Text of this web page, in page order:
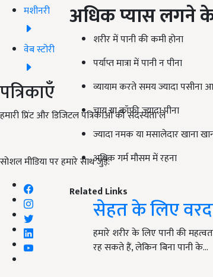
मशीनरी
वेब स्टोरी
पत्रिकाएँ
हमारी प्रिंट और डिजिटल पत्रिकाओं की सदस्यता लें
सोशल मीडिया पर हमारे साथ जुड़ें:
अधिक प्यास लगने
शरीर में पानी की कमी होना
पर्याप्त मात्रा में पानी न पीना
व्यायाम करते समय ज्यादा पसीना
चाय या कॉफी ज्यादा पीना
ज्यादा नमक या मसालेदार खाना
अधिक गर्म मौसम में रहना
Related Links
सेहत के लिए
हमारे शरीर के लिए पानी की
रह सकते हैं, लेकिन बिना पानी के…